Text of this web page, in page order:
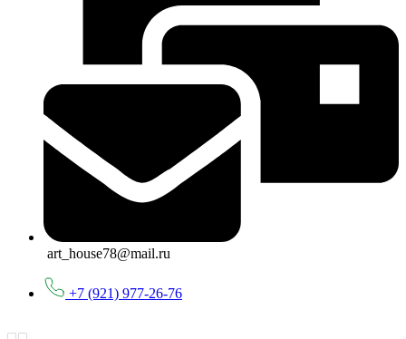
art_house78@mail.ru
+7 (921) 977-26-76